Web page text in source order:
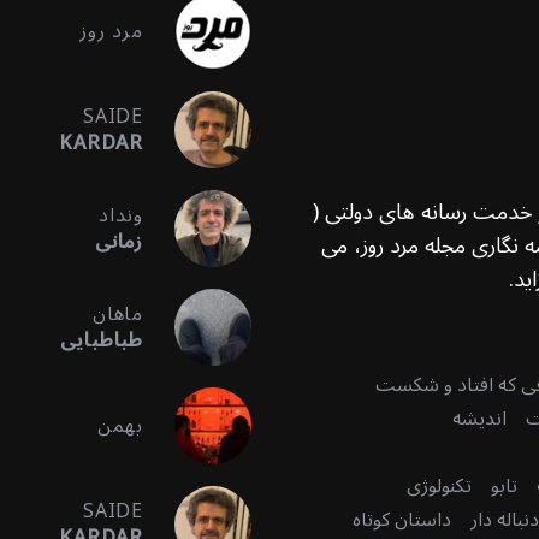
خدمت رسانه های دولتی (
مجله مرد روز، می
که افتاد و شکست
اندیشه
تابو تکنولوژی
دار داستان کوتاه
مرد روز
SAIDE
KARDAR
ونداد
زمانی
ماهان
طباطبایی
بهمن
SAIDE